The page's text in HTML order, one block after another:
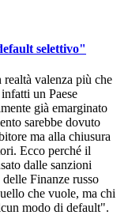
selettivo"
valenza più che
un Paese
già emarginato
sarebbe dovuto
ma alla chiusura
Ecco perché il
dalle sanzioni
Finanze russo
che vuole, ma chi
modo di default".